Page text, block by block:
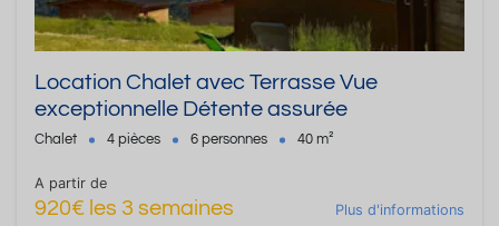
Location Chalet avec Terrasse Vue
exceptionnelle Détente assurée
Chalet 4 pièces 6 personnes 40 m²
A partir de
920€ les 3 semaines Plus d'informations